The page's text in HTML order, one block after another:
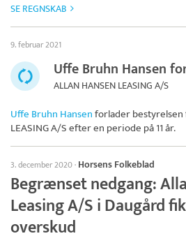
SE REGNSKAB
9. februar 2021
Uffe Bruhn Hansen
ALLAN HANSEN LEASING A/S
Uffe Bruhn Hansenforlader
LEASING A/Sefter en periode på 11 år.
3. december 2020· Horsens Folkeblad
Begrænset nedgang:
Leasing A/S i Daugård
overskud